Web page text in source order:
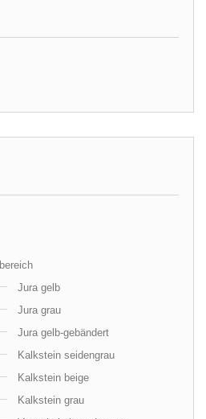
Jura gelb
Jura grau
Jura gelb-gebändert
Kalkstein seidengrau
Kalkstein beige
Kalkstein grau